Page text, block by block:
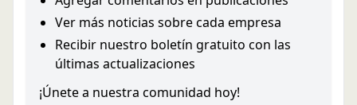
Ver más noticias sobre cada empresa
Recibir nuestro boletín gratuito con las
últimas actualizaciones
¡Únete a nuestra comunidad hoy!